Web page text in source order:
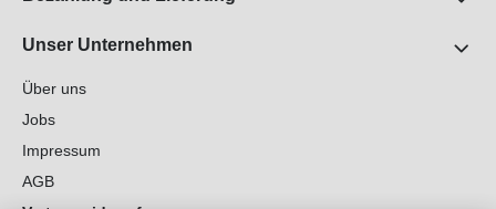
Unser Unternehmen
Über uns
Jobs
Impressum
AGB